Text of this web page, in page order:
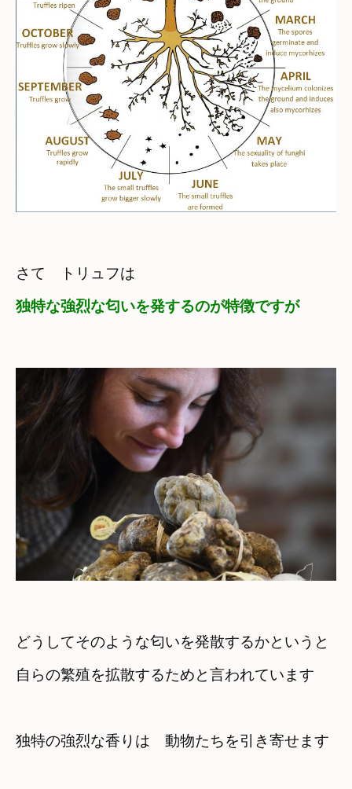
独特な強烈な匂いを発するのが特徴ですが
どうしてそのような匂いを発散するかというと
自らの繁殖を拡散するためと言われています
独特の強烈な香りは　動物たちを引き寄せます